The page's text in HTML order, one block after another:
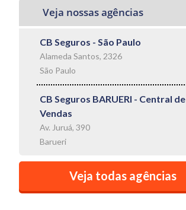
Veja nossas agências
CB Seguros - São Paulo
Alameda Santos, 2326
São Paulo
CB Seguros BARUERI - Central de
Vendas
Av. Juruá, 390
Barueri
Veja todas agências